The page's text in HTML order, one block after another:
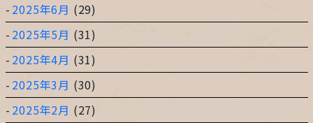
2025年6月 (29)
2025年5月 (31)
2025年4月 (31)
2025年3月 (30)
2025年2月 (27)